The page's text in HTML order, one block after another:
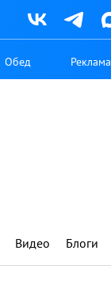
Обед Реклама
Видео Блоги